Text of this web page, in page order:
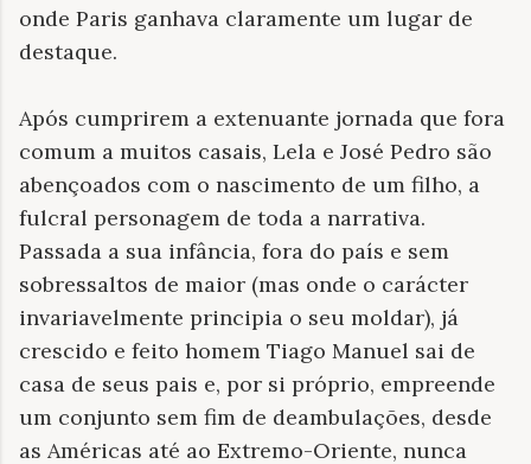
onde Paris ganhava claramente um lugar de
destaque.
Após cumprirem a extenuante jornada que fora
comum a muitos casais, Lela e José Pedro são
abençoados com o nascimento de um filho, a
fulcral personagem de toda a narrativa.
Passada a sua infância, fora do país e sem
sobressaltos de maior (mas onde o carácter
invariavelmente principia o seu moldar), já
crescido e feito homem Tiago Manuel sai de
casa de seus pais e, por si próprio, empreende
um conjunto sem fim de deambulações, desde
as Américas até ao Extremo-Oriente, nunca